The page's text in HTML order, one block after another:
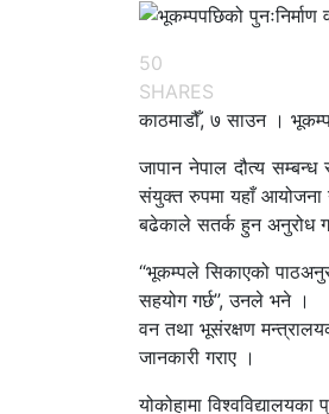
50
SHARES
काठमाडौँ, ७ साउन ।
जापान नेपाल दौत्य सम्बन्ध
संयुक्त रुपमा यहाँ आयोजना
बढेकाले सतर्क हुन अनुरोध
“भूकम्पले सिकाएको
सहयोग गर्छ”, उनले भने ।
वन तथा भूसंरक्षण
जानकारी गराए ।
योकोहामा